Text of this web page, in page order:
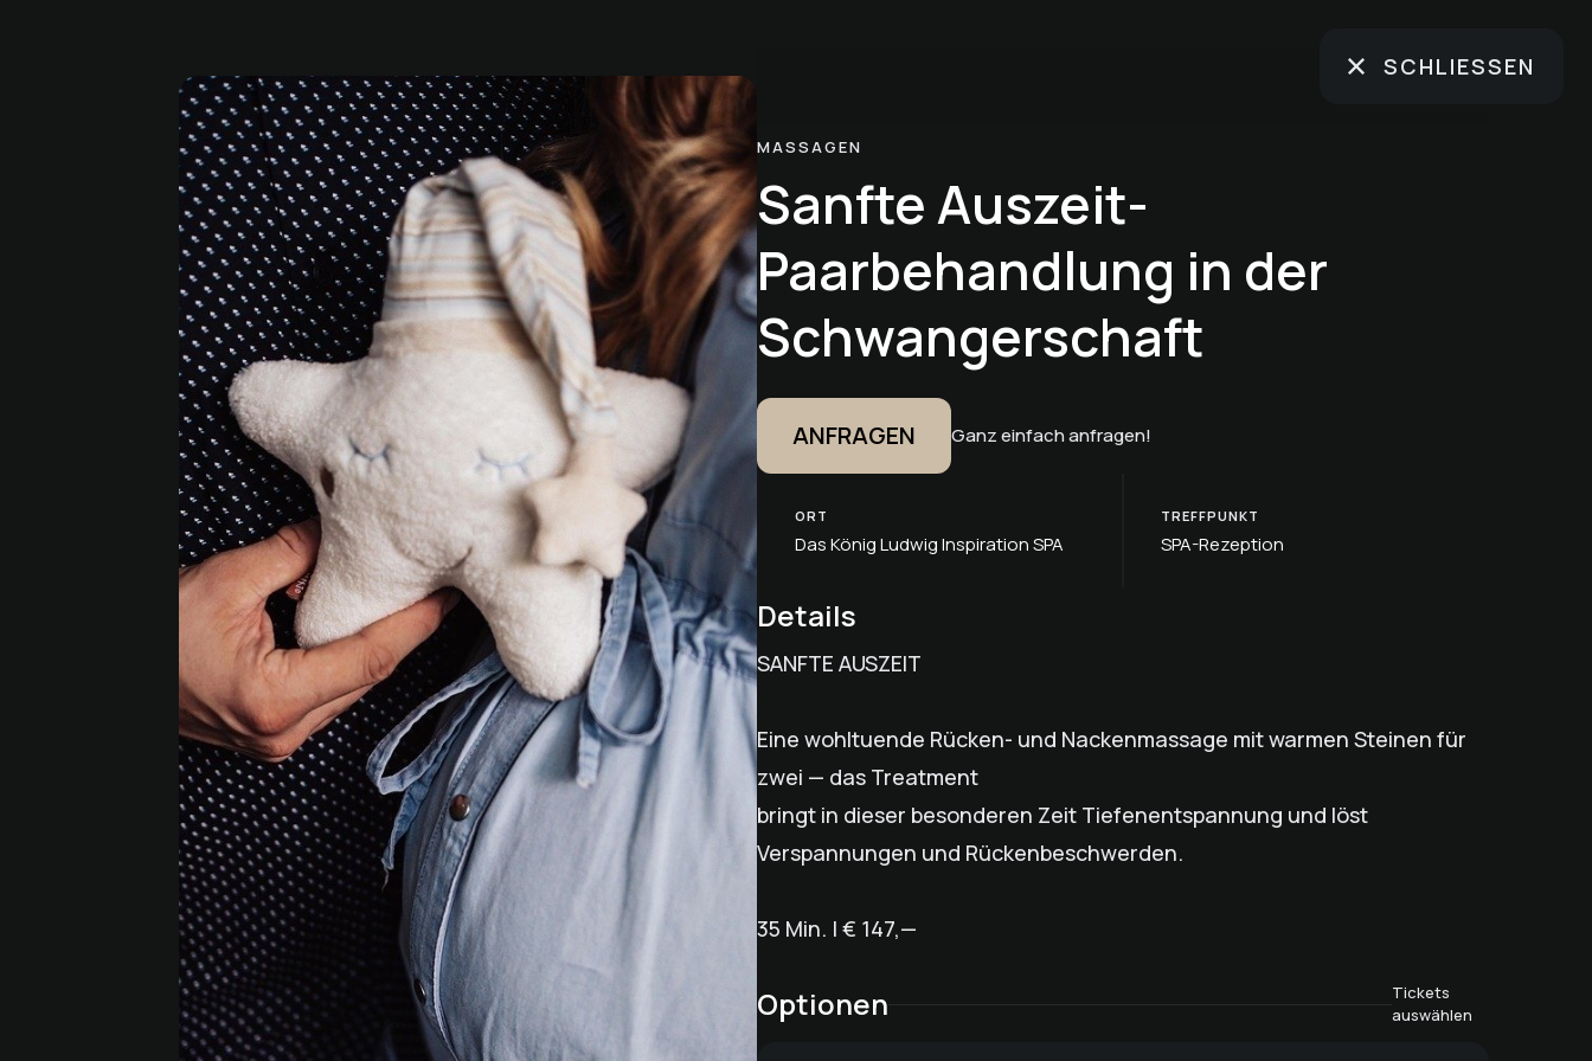
SCHLIESSEN
MASSAGEN
Sanfte Auszeit-
Paarbehandlung in der
Schwangerschaft
ANFRAGEN Ganz einfach anfragen!
ORT
Das König Ludwig Inspiration SPA
TREFFPUNKT
SPA-Rezeption
Details
SANFTE AUSZEIT
Eine wohltuende Rücken- und Nackenmassage mit warmen Steinen für
zwei — das Treatment
bringt in dieser besonderen Zeit Tiefenentspannung und löst
Verspannungen und Rückenbeschwerden.
35 Min. | € 147,—
Optionen
Tickets
auswählen